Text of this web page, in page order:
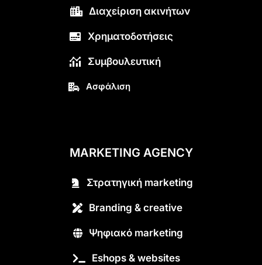
Διαχείριση ακινήτων
Χρηματοδοτήσεις
Συμβουλευτική
Ασφάλιση
MARKETING AGENCY
Στρατηγική marketing
Branding & creative
Ψηφιακό marketing
Eshops & websites